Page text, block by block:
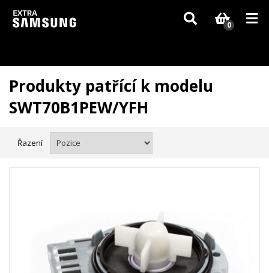
Vzhledem k aktuální situaci se může dodání dílů, které nejsou skladem,
zpozdit. Děkujeme za pochopení.
0
Produkty patřící k modelu
SWT70B1PEW/YFH
Řazení